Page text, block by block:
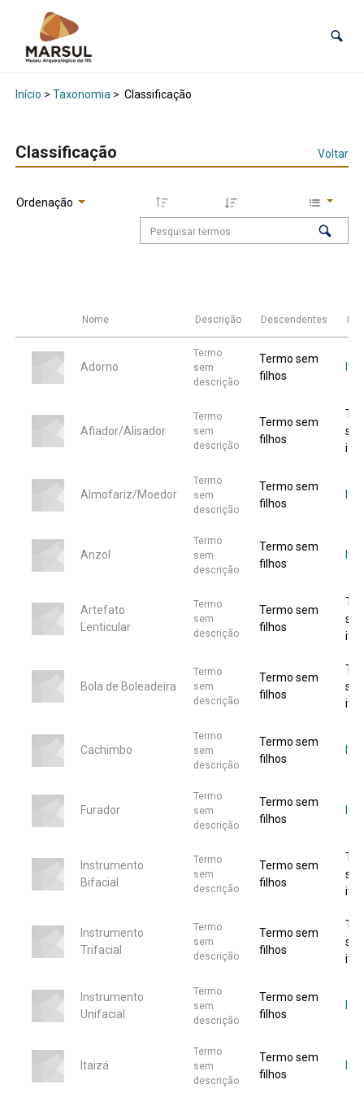
Início > Taxonomia > Classificação
Classificação Voltar
Ordenação
Nome Descrição Descendentes
Adorno
Termo
sem
descrição
Termo sem
filhos
Afiador/Alisador
Termo
sem
descrição
Termo sem
filhos
Almofariz/Moedor
Termo
sem
descrição
Termo sem
filhos
Anzol
Termo
sem
descrição
Termo sem
filhos
Artefato
Lenticular
Termo
sem
descrição
Termo sem
filhos
Bola de Boleadeira
Termo
sem
descrição
Termo sem
filhos
Cachimbo
Termo
sem
descrição
Termo sem
filhos
Furador
Termo
sem
descrição
Termo sem
filhos
Instrumento
Bifacial
Termo
sem
descrição
Termo sem
filhos
Instrumento
Trifacial
Termo
sem
descrição
Termo sem
filhos
Instrumento
Unifacial
Termo
sem
descrição
Termo sem
filhos
Itaizá
Termo
sem
descrição
Termo sem
filhos